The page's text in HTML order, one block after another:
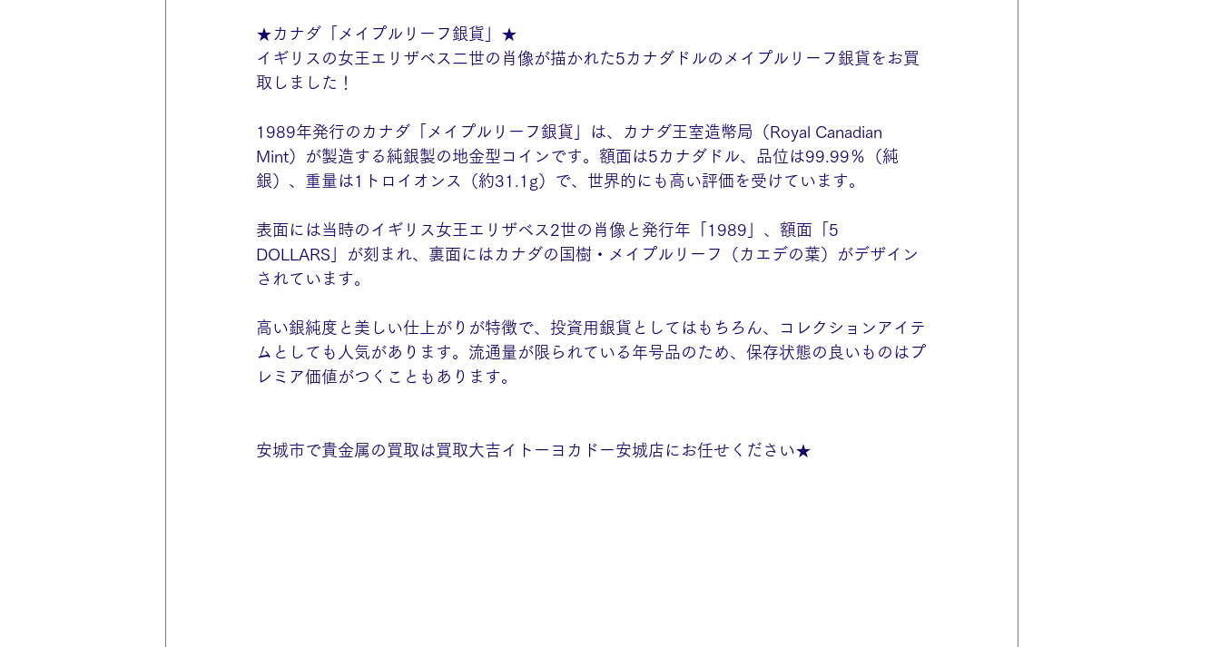
★カナダ「メイプルリーフ銀貨」★
イギリスの女王エリザベス二世の肖像が描かれた5カナダドルのメイプルリーフ銀貨をお買
取しました！
1989年発行のカナダ「メイプルリーフ銀貨」は、カナダ王室造幣局（Royal Canadian
Mint）が製造する純銀製の地金型コインです。額面は5カナダドル、品位は99.99％（純
銀）、重量は1トロイオンス（約31.1g）で、世界的にも高い評価を受けています。
表面には当時のイギリス女王エリザベス2世の肖像と発行年「1989」、額面「5
DOLLARS」が刻まれ、裏面にはカナダの国樹・メイプルリーフ（カエデの葉）がデザイン
されています。
高い銀純度と美しい仕上がりが特徴で、投資用銀貨としてはもちろん、コレクションアイテ
ムとしても人気があります。流通量が限られている年号品のため、保存状態の良いものはプ
レミア価値がつくこともあります。
安城市で貴金属の買取は買取大吉イトーヨカドー安城店にお任せください★